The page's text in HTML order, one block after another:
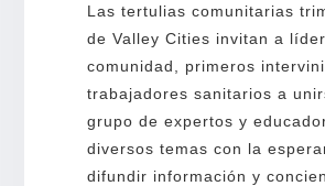
Las tertulias comunitarias
de Valley Cities invitan a
comunidad, primeros
trabajadores sanitarios a
grupo de expertos y
diversos temas con la
difundir información y